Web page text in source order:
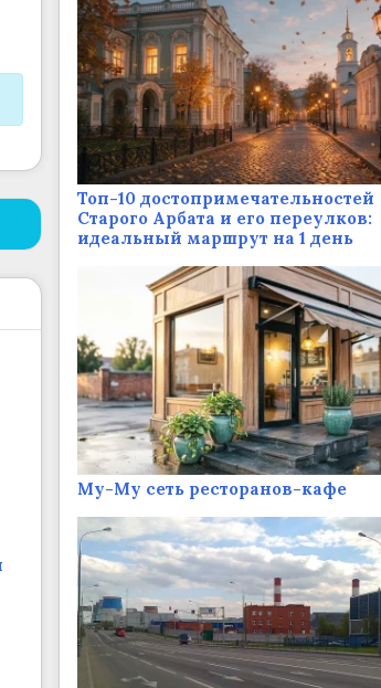
Топ-10 достопримечательностей
Старого Арбата и его переулков:
идеальный маршрут на 1 день
Му-Му сеть ресторанов-кафе